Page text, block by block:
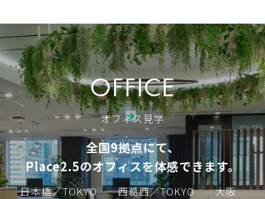
OFFICE
オフィス見学
全国9拠点にて、
Place2.5のオフィスを体感できます。
日本橋／TOKYO 西葛西／TOKYO
大阪